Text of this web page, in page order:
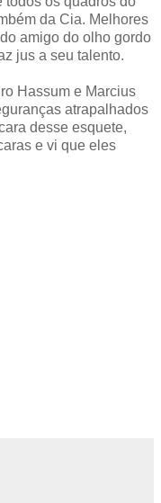
da Cia. Melhores
amigo do olho gordo
jus a seu talento.
Hassum e Marcius
atrapalhados
desse esquete,
e vi que eles